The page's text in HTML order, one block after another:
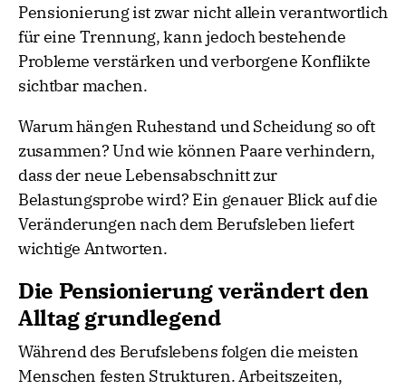
Pensionierung ist zwar nicht allein verantwortlich
für eine Trennung, kann jedoch bestehende
Probleme verstärken und verborgene Konflikte
sichtbar machen.
Warum hängen Ruhestand und Scheidung so oft
zusammen? Und wie können Paare verhindern,
dass der neue Lebensabschnitt zur
Belastungsprobe wird? Ein genauer Blick auf die
Veränderungen nach dem Berufsleben liefert
wichtige Antworten.
Die Pensionierung verändert den
Alltag grundlegend
Während des Berufslebens folgen die meisten
Menschen festen Strukturen. Arbeitszeiten,